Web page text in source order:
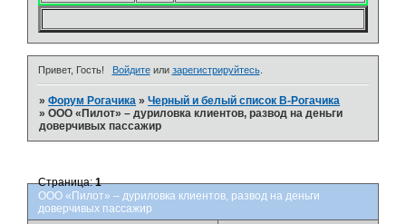
Привет, Гость! Войдитеили зарегистрируйтесь.
»Форум Рогачика »Черный и белый список В-Рогачика
»ООО «Пилот» – дуриловка клиентов, развод на деньги
доверчивых пассажир
ООО «Пилот» – дуриловка клиентов, развод на деньги
доверчивых пассажир
Страница:1